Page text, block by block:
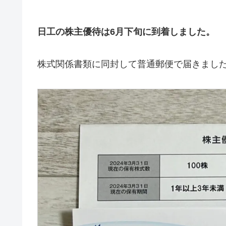
日工の株主優待は6月下旬に到着しました。
株式関係書類に同封して普通郵便で届きまし